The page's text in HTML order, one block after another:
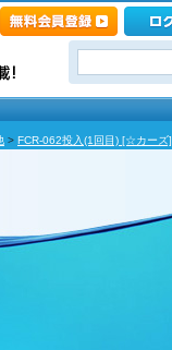
> FCR-062投入(1回目) [☆カーズ]